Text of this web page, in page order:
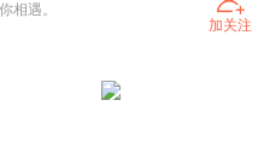
相遇。
加关注